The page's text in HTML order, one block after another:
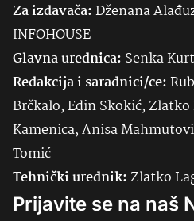
Za izdavača:Dženana
INFOHOUSE
Glavna urednica: SenkaKurt
Redakcija i saradnici/ce:
Brčkalo, Edin Skokić, Zlatko
Kamenica, Anisa
Tomić
Tehnički urednik:Zlatko
Prijavite se na naš